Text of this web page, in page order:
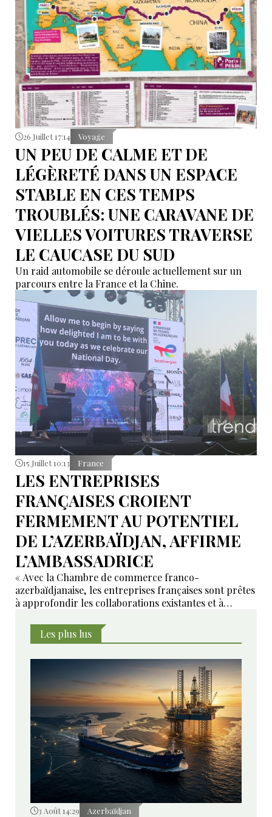
26 Juillet 17:14 Voyage
UN PEU DE CALME ET DE
LÉGÈRETÉ DANS UN ESPACE
STABLE EN CES TEMPS
TROUBLÉS: UNE CARAVANE DE
VIELLES VOITURES TRAVERSE
LE CAUCASE DU SUD
Un raid automobile se déroule actuellement sur un
parcours entre la France et la Chine.
15 Juillet 10:13 France
LES ENTREPRISES
FRANÇAISES CROIENT
FERMEMENT AU POTENTIEL
DE L’AZERBAÏDJAN, AFFIRME
L’AMBASSADRICE
« Avec la Chambre de commerce franco-
azerbaïdjanaise, les entreprises françaises sont prêtes
à approfondir les collaborations existantes et à
Les plus lus
3 Août 14:29 Azerbaïdjan